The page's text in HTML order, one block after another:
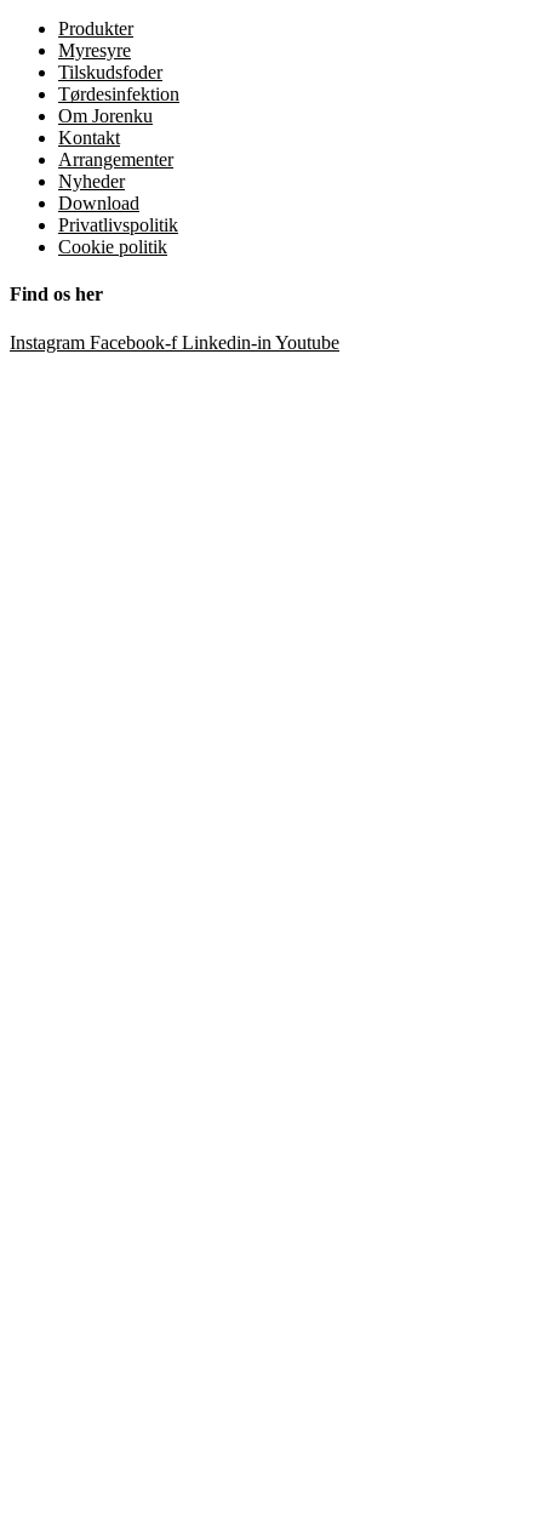
Produkter
Myresyre
Tilskudsfoder
Tørdesinfektion
Om Jorenku
Kontakt
Arrangementer
Nyheder
Download
Privatlivspolitik
Cookie politik
Find os her
Instagram Facebook-f Linkedin-in Youtube